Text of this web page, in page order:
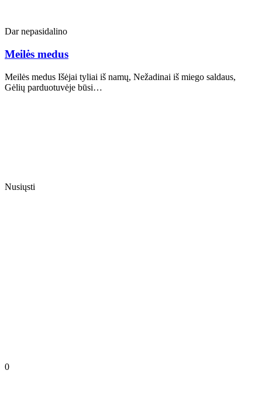
Dar nepasidalino
Meilės medus
Meilės medus Išėjai tyliai iš namų, Nežadinai iš miego saldaus,
Gėlių parduotuvėje būsi…
Nusiųsti
0